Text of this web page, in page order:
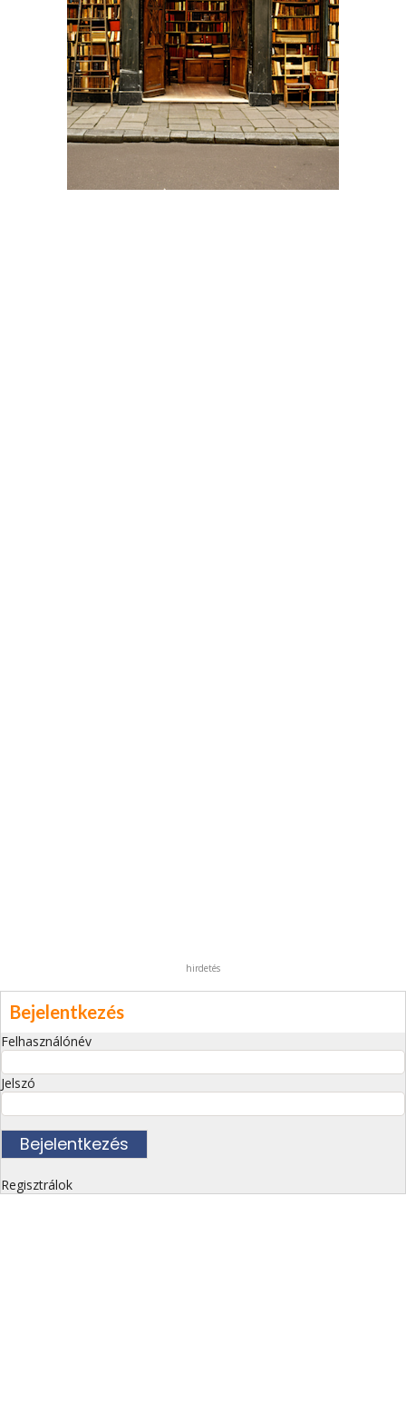
hirdetés
Bejelentkezés
Felhasználónév
Jelszó
Regisztrálok